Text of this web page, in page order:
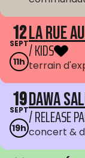
12
SEPT
11h
La Rue
/ KIDS
terrain
19
SEPT
19h
Dawa
/ RELEASE
concert &